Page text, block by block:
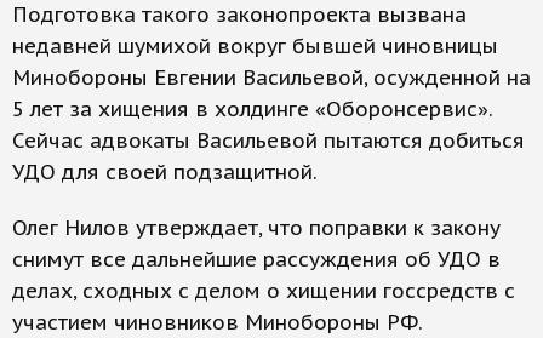
Подготовка такого законопроекта вызвана
недавней шумихой вокруг бывшей чиновницы
Минобороны Евгении Васильевой, осужденной на
5 лет за хищения в холдинге «Оборонсервис».
Сейчас адвокаты Васильевой пытаются добиться
УДО для своей подзащитной.
Олег Нилов утверждает, что поправки к закону
снимут все дальнейшие рассуждения об УДО в
делах, сходных с делом о хищении госсредств с
участием чиновников Минобороны РФ.